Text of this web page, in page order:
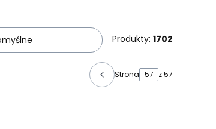
Produkty: 1702
Strona z 57